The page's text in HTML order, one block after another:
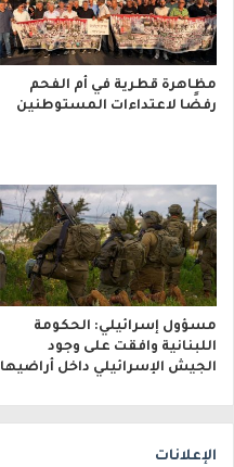
مظاهرة قطرية في أم الفحم
رفضًا لاعتداءات المستوطنين
مسؤول إسرائيلي: الحكومة
اللبنانية وافقت على وجود
الجيش الإسرائيلي داخل أراضيها
الإعلانات